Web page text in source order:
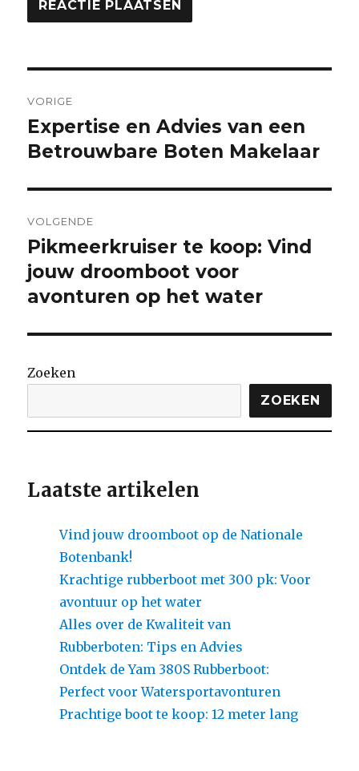
VORIGE
Vorige
bericht:
Expertise en Advies van een
Betrouwbare Boten Makelaar
VOLGENDE
Volgende
bericht:
Pikmeerkruiser te koop: Vind
jouw droomboot voor
avonturen op het water
Zoeken
ZOEKEN
Laatste artikelen
Vind jouw droomboot op de Nationale
Botenbank!
Krachtige rubberboot met 300 pk: Voor
avontuur op het water
Alles over de Kwaliteit van
Rubberboten: Tips en Advies
Ontdek de Yam 380S Rubberboot:
Perfect voor Watersportavonturen
Prachtige boot te koop: 12 meter lang